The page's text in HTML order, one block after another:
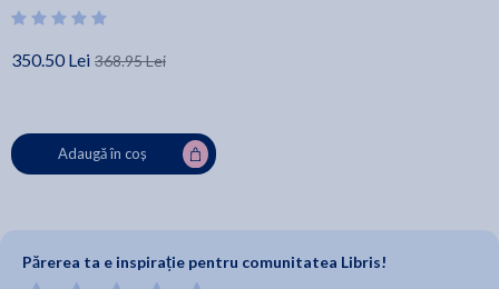
350.50 Lei 368.95 Lei
Adaugă în coș
Părerea ta e inspirație pentru comunitatea Libris!